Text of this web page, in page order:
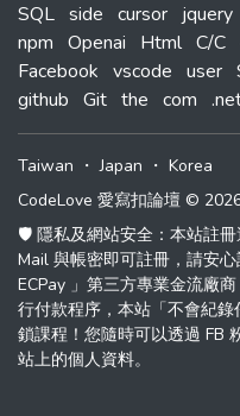
SQL side cursor jquery
npm Openai Html C/C
Facebook vscode user
github Git the com
Taiwan ・Japan ・ Korea
CodeLove 愛寫扣論壇 ©
🛡️ 隱私及網站安全：本站註
Mail 與帳密即可註冊，請安
ECPay 」第三方專業金流廠
行付款程序，本站「不會紀
鎖課程！您隨時可以透過 FB
站上的個人資料。